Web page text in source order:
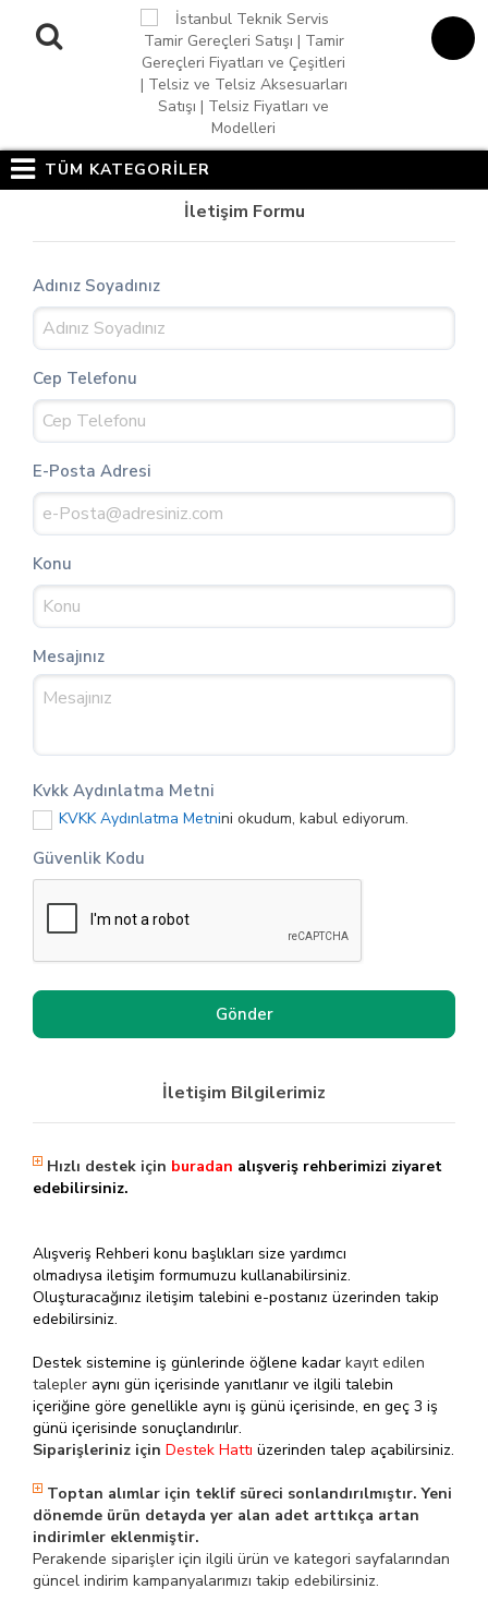
TÜM KATEGORİLER
İletişim Formu
Adınız Soyadınız
Cep Telefonu
E-Posta Adresi
Konu
Mesajınız
Kvkk Aydınlatma Metni
KVKK Aydınlatma Metnini okudum, kabul ediyorum.
Güvenlik Kodu
İletişim Bilgilerimiz
Hızlı destek için buradan alışveriş rehberimizi ziyaret
edebilirsiniz.
Alışveriş Rehberi konu başlıkları size yardımcı
olmadıysa iletişim formumuzu kullanabilirsiniz.
Oluşturacağınız iletişim talebini e-postanız üzerinden takip
edebilirsiniz.
Destek sistemine iş günlerinde öğlene kadar kayıt edilen
talepler aynı gün içerisinde yanıtlanır ve ilgili talebin
içeriğine göre genellikle aynı iş günü içerisinde, en geç 3 iş
günü içerisinde sonuçlandırılır.
Siparişleriniz için Destek Hattı üzerinden talep açabilirsiniz.
Toptan alımlar için teklif süreci sonlandırılmıştır. Yeni
dönemde ürün detayda yer alan adet arttıkça artan
indirimler eklenmiştir.
Perakende siparişler için ilgili ürün ve kategori sayfalarından
güncel indirim kampanyalarımızı takip edebilirsiniz.